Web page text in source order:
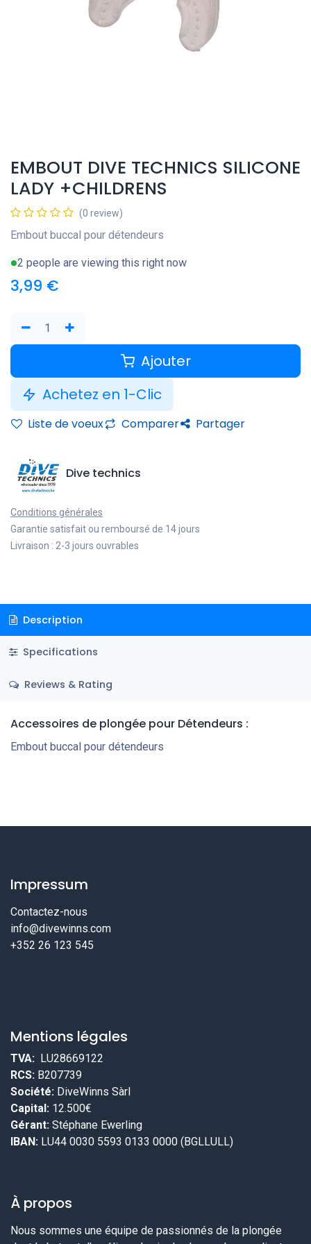
EMBOUT DIVE TECHNICS SILICONE
LADY +CHILDRENS
(0 review)
Embout buccal pour détendeurs
2 people are viewing this right now
3,99 €
Ajouter
Achetez en 1-Clic
Liste de voeux Comparer Partager
Dive technics
Conditions générales
Garantie satisfait ou remboursé de 14 jours
Livraison : 2-3 jours ouvrables
Description
Specifications
Reviews & Rating
Accessoires de plongée pour Détendeurs :
Embout buccal pour détendeurs
Impressum
Contactez-nous
info@divewinns.com
+352 26 123 545
Mentions légales
TVA: LU28669122
RCS: B207739
Société: DiveWinns Sàrl
Capital: 12.500€
Gérant: Stéphane Ewerling
IBAN: LU44 0030 5593 0133 0000 (BGLLULL)
À propos
Nous sommes une équipe de passionnés de la plongée